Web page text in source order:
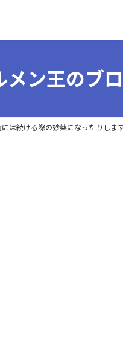
メン王のブ
は続ける際の妙薬になったりしま